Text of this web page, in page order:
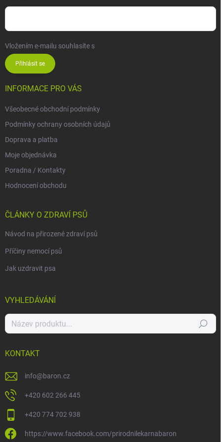
Vložením e-mailu souhlasíte s
Přihlásit se
INFORMACE PRO VÁS
Všeobecné obchodní podmínky
Podmínky ochrany osobních údajů
Doprava a platba
Moje objednávka
Poradna / Kontakty
Hodnocení obchodu
ČLÁNKY O ZDRAVÍ PSŮ
Návod na přirozené zdraví psů
Příčiny nemocí psů
Jak uzdravit psa
VYHLEDÁVÁNÍ
Hledat
KONTAKT
info@baron.cz
+420 602 266 445
+420 774 702 938
https://www.facebook.com/prirodnilekarnabaron